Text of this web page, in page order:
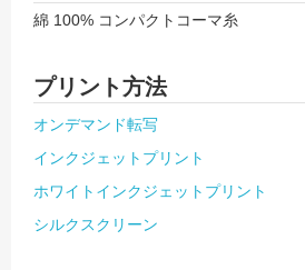
綿 100% コンパクトコーマ糸
プリント方法
オンデマンド転写
インクジェットプリント
ホワイトインクジェットプリント
シルクスクリーン